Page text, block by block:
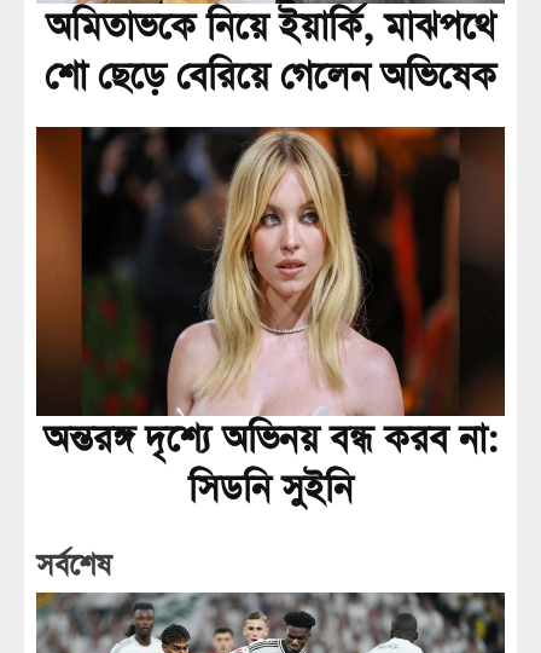
অমিতাভকে নিয়ে ইয়ার্কি, মাঝপথে
শো ছেড়ে বেরিয়ে গেলেন অভিষেক
অন্তরঙ্গ দৃশ্যে অভিনয় বন্ধ করব না:
সিডনি সুইনি
সর্বশেষ